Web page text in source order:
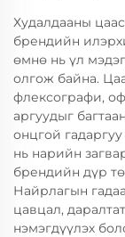
Худалдааны
брендийн
өмнө нь үл
олгож байна.
флексографи,
аргуудыг
онцгой
нь нарийн
брендийн дүр
Найрлагын
цавцал,
нэмэгдүүлэх